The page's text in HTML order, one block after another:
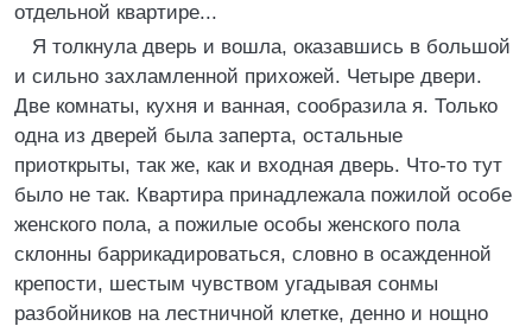
отдельной квартире...
Я толкнула дверь и вошла, оказавшись в большой
и сильно захламленной прихожей. Четыре двери.
Две комнаты, кухня и ванная, сообразила я. Только
одна из дверей была заперта, остальные
приоткрыты, так же, как и входная дверь. Что-то тут
было не так. Квартира принадлежала пожилой особе
женского пола, а пожилые особы женского пола
склонны баррикадироваться, словно в осажденной
крепости, шестым чувством угадывая сонмы
разбойников на лестничной клетке, денно и нощно